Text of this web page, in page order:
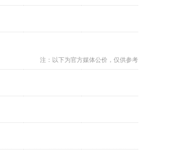
注：以下为官方媒体公价，仅供参考